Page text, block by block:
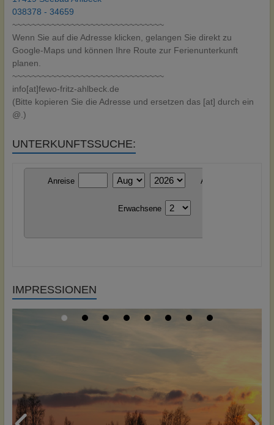
038378 - 34659
~~~~~~~~~~~~~~~~~~~~~~~~~~~~~~~
Wenn Sie auf die Adresse klicken, gelangen Sie direkt zu
Google-Maps und können Ihre Route zur Ferienunterkunft
planen.
~~~~~~~~~~~~~~~~~~~~~~~~~~~~~~~
info[at]fewo-fritz-ahlbeck.de
(Bitte kopieren Sie die Adresse und ersetzen das [at] durch ein
@.)
UNTERKUNFTSSUCHE:
IMPRESSIONEN